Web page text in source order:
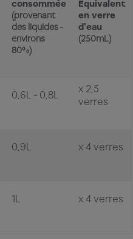
consommée
(provenant
des liquides -
environs
80%)
Equivalent
en verre
d'eau
(250mL)
0,6L - 0,8L
x 2,5
verres
0,9L x 4 verres
1L x 4 verres